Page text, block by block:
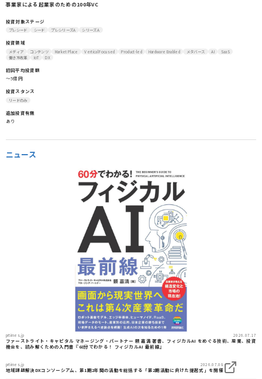
事業家による起業家のための100年VC
投資対象ステージ
プレシード シード プレシリーズA シリーズA
投資領域
メディア コンテンツ Market Place Vertical Focused Product-led Hardware Enabled メタバース AI
SaaS
働き方改革
IoT DX
初回平均投資額
〜5億円
投資スタンス
リードのみ
追加投資有無
あり
ニュース
prtimes.jp 2026.07.17
ファーストライト・キャピタル マネージング・パートナー 頼 嘉満 著書、フィジカルAI をめぐる技術、産業、投資
機会を、読み解くための入門書『60分でわかる！ フィジカルAI 最前線』
prtimes.jp 2026.07.08
地域課題解決DXコンソーシアム、第1期2年間の活動を総括する「第2期活動に向けた提起式」を開催